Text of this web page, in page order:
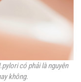
có phải là nguyên
không.